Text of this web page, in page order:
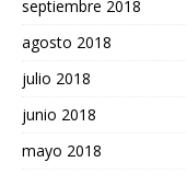
septiembre 2018
agosto 2018
julio 2018
junio 2018
mayo 2018